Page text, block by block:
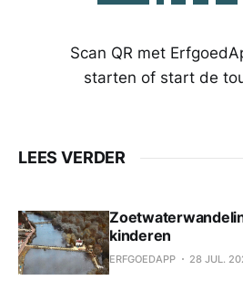
Scan QR met
starten of start de
LEES VERDER
kinderen
ERFGOEDAPP 28 JUL.